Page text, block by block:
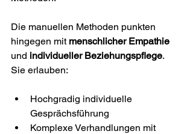
Die manuellen Methoden punkten
hingegen mit menschlicher Empathie
und individueller Beziehungspflege.
Sie erlauben:
Hochgradig individuelle
Gesprächsführung
Komplexe Verhandlungen mit